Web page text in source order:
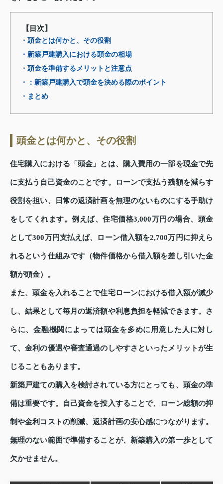
【目次】
・頭金とは何かと、その役割
・新築戸建購入における頭金の相場
・頭金を準備するメリットと注意点
・：新築戸建購入で頭金を決める際のポイント
・まとめ
頭金とは何かと、その役割
住宅購入における「頭金」とは、購入費用の一部を現金で先
に支払う自己資金のことです。ローンで支払う残額を減らす
役割を担い、日常の返済計画を無理のないものにする手助け
をしてくれます。例えば、住宅価格3,000万円の場合、頭金
として300万円支払えば、ローン借入額を2,700万円に抑えら
れるという仕組みです（物件価格から借入額を差し引いた金
額が頭金）。
また、頭金を入れることで住宅ローンにおける借入額が減少
し、結果として毎月の返済額や利息負担を軽減できます。さ
らに、金融機関によっては頭金を多めに用意した人に対し
て、金利の優遇や審査通過のしやすさといったメリットが生
じることもあります。
新築戸建ての購入を検討されている方にとっても、頭金の準
備は重要です。自己資金を投入することで、ローン総額の抑
制や金利コストの削減、返済計画の安心感につながります。
無理のない範囲で準備することが、新築購入の第一歩として
欠かせません。